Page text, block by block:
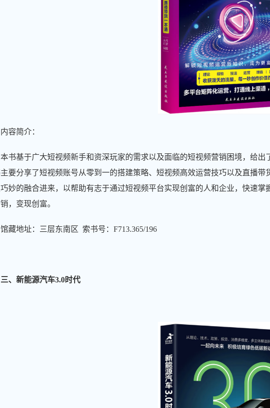
内容简介：
本书基于广大短视频新手和资深玩家的需求以及面临的短视频营销困境，给出
要分享了短视频账号从零到一的搭建策略、短视频高效运营技巧以及直播
妙的融合进来，以帮助有志于通过短视频平台实现创富的人和企业，快速
，变现创富。
馆藏地址：三层东南区 索书号：F713.365/196
三、新能源汽车3.0时代